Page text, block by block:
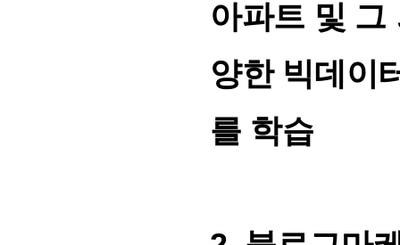
아파트 및 그
양한 빅데이
를 학습